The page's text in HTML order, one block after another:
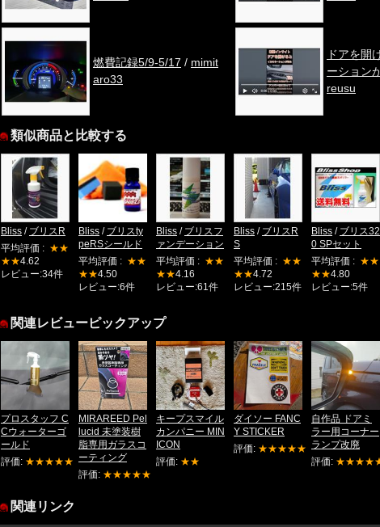
燃費記録5/9-5/17 / mimit
aro33
ドアを開
ーション
reusu
類似商品と比較する
Bliss / ブリスR
平均評価 : ★★
★★4.62
レビュー:34件
Bliss / ブリスty
peRSシールド
平均評価 : ★★
★★4.50
レビュー:6件
Bliss / ブリスフ
ァンデーション
平均評価 : ★★
★★4.16
レビュー:61件
Bliss / ブリスR
S
平均評価 : ★★
★★4.72
レビュー:215件
Bliss / ブリス32
0 SPセット
平均評価 : ★★
★★4.80
レビュー:5件
関連レビューピックアップ
プロスタッフ C
Cウォーターゴ
ールド
評価: ★★★★★
MIRAREED Pel
lucid 未塗装樹
脂専用ガラスコ
ーティング
評価: ★★★★★
キープスマイル
カンパニー MIN
ICON
評価: ★★
ダイソー FANC
Y STICKER
評価: ★★★★★
自作品 ドアミ
ラー用コーナー
ランプ改廃
評価:
関連リンク